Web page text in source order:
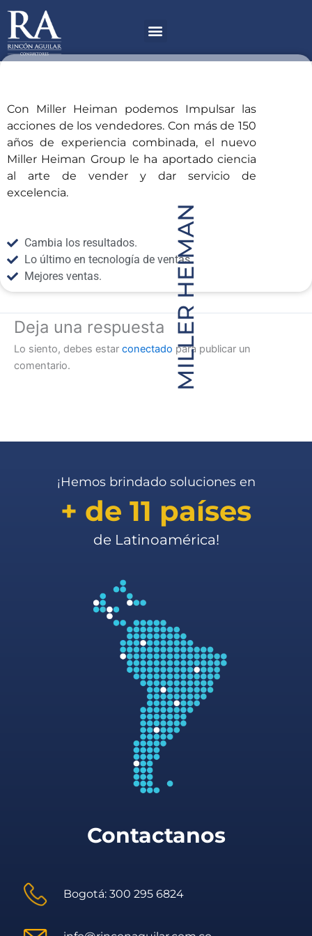
contenido
Menú
MILLER HEIMAN
Con Miller Heiman podemos Impulsar las
acciones de los vendedores. Con más de 150
años de experiencia combinada, el nuevo
Miller Heiman Group le ha aportado ciencia
al arte de vender y dar servicio de
excelencia.
Cambia los resultados.
Lo último en tecnología de ventas.
Mejores ventas.
Deja una respuesta
Lo siento, debes estar conectado para publicar un
comentario.
¡Hemos brindado soluciones en
+ de 11 países
de Latinoamérica!
Contactanos
Bogotá: 300 295 6824